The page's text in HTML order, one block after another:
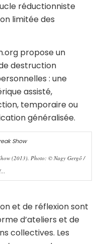
réductionniste
limitée des
propose un
destruction
: une
assisté,
temporaire ou
généralisée.
(2013). Photo: © Nagy Gergő /
et de réflexion sont
d’ateliers et de
collectives. Les